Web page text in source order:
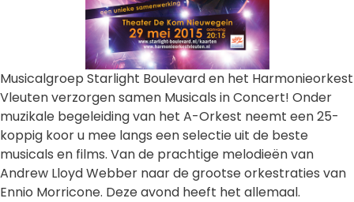
Musicalgroep Starlight Boulevard en het Harmonieorkest
Vleuten verzorgen samen Musicals in Concert! Onder
muzikale begeleiding van het A-Orkest neemt een 25-
koppig koor u mee langs een selectie uit de beste
musicals en films. Van de prachtige melodieën van
Andrew Lloyd Webber naar de grootse orkestraties van
Ennio Morricone. Deze avond heeft het allemaal.